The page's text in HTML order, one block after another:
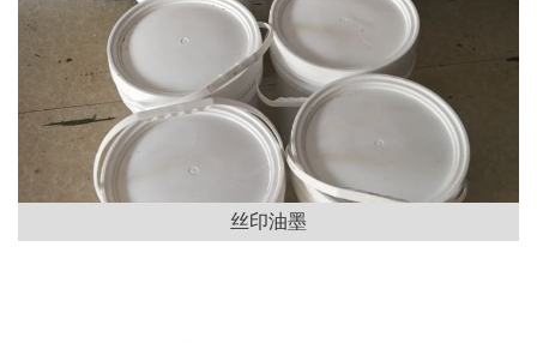
丝印油墨